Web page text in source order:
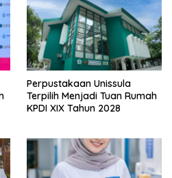
Perpustakaan Unissula
Terpilih Menjadi Tuan Rumah
KPDI XIX Tahun 2028